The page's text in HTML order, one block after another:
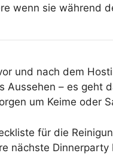
wenn sie während
und nach dem
Aussehen – es
um Keime oder
für die
nächste Dinnerparty